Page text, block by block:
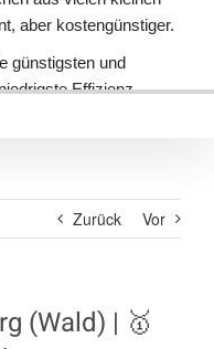
Zurück Vor
(Wald) | 🥇